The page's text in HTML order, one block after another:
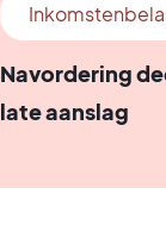
Navordering
late aanslag